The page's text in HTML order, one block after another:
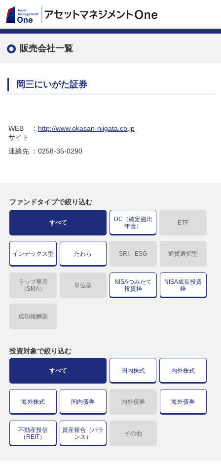
販売会社一覧
岡三にいがた証券
WEB
サイト
： http://www.okasan-niigata.co.jp
連絡先 ：0258-35-0290
ファンドタイプで絞り込む
すべて
DC（確定拠出
年金）
ETF
インデックス型 たわら SRI、ESG 通貨選択型
ラップ専用
（SMA）
単位型
NISAつみたて
投資枠
NISA成長投資
枠
成功報酬型
投資対象で絞り込む
すべて 国内株式 内外株式
海外株式 国内債券 内外債券 海外債券
不動産投信
（REIT）
資産複合（バラ
ンス）
その他